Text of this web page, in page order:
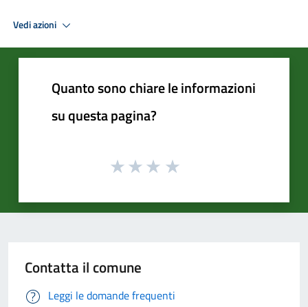
Vedi azioni
Quanto sono chiare le informazioni
su questa pagina?
Contatta il comune
Leggi le domande frequenti